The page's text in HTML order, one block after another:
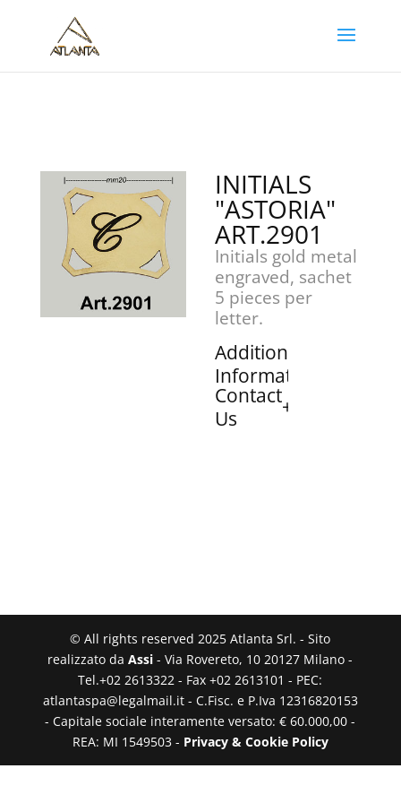
INITIALS
"ASTORIA"
ART.2901
Initials gold metal
engraved, sachet
5 pieces per
letter.
Additional
Information
Contact
Us
© All rights reserved 2025 Atlanta Srl. - Sito
realizzato daAssi - Via Rovereto, 10 20127 Milano -
Tel.+02 2613322 - Fax +02 2613101 - PEC:
atlantaspa@legalmail.it - C.Fisc. e P.Iva 12316820153
- Capitale sociale interamente versato: € 60.000,00 -
REA: MI 1549503 - Privacy & Cookie Policy